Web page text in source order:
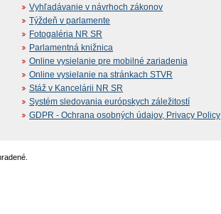
Vyhľadávanie v návrhoch zákonov
Týždeň v parlamente
Fotogaléria NR SR
Parlamentná knižnica
Online vysielanie pre mobilné zariadenia
Online vysielanie na stránkach STVR
Stáž v Kancelárii NR SR
Systém sledovania európskych záležitostí
GDPR - Ochrana osobných údajov, Privacy Policy